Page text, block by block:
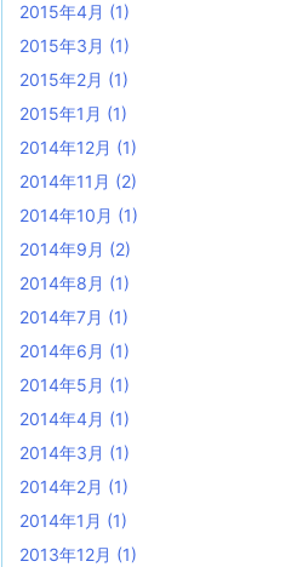
2015年4月 (1)
2015年3月 (1)
2015年2月 (1)
2015年1月 (1)
2014年12月 (1)
2014年11月 (2)
2014年10月 (1)
2014年9月 (2)
2014年8月 (1)
2014年7月 (1)
2014年6月 (1)
2014年5月 (1)
2014年4月 (1)
2014年3月 (1)
2014年2月 (1)
2014年1月 (1)
2013年12月 (1)